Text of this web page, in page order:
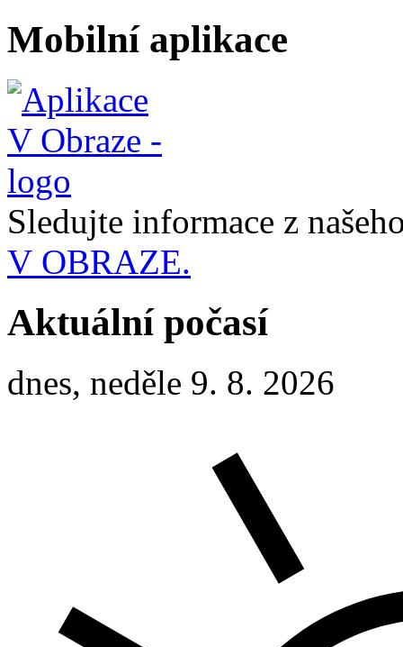
Mobilní aplikace
Sledujte informace z
V OBRAZE.
Aktuální počasí
dnes, neděle 9. 8. 2026